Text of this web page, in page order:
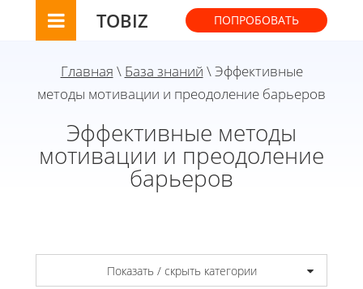
TOBIZ ПОПРОБОВАТЬ
Главная \ База знаний \ Эффективные
методы мотивации и преодоление барьеров
Эффективные методы
мотивации и преодоление
барьеров
Показать / скрыть категории